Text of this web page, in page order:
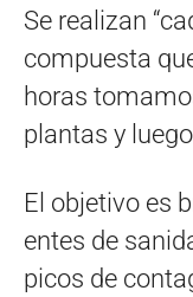
Se realizan
compuesta
horas
plantas y
El objetivo es
entes de
picos de